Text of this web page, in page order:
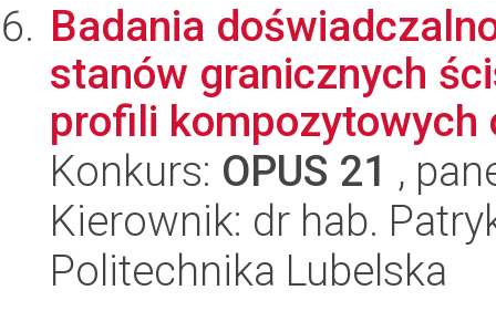
Badania
stanów granicznych
profili kompozytowych
Konkurs: OPUS 21 ,
Kierownik: dr hab.
Politechnika Lubelska